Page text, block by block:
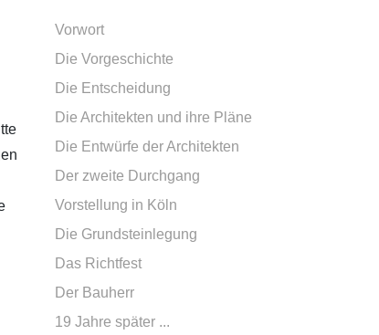
Vorwort
Die Vorgeschichte
Die Entscheidung
Die Architekten und ihre Pläne
Die Entwürfe der Architekten
Der zweite Durchgang
Vorstellung in Köln
Die Grundsteinlegung
Das Richtfest
Der Bauherr
19 Jahre später ...